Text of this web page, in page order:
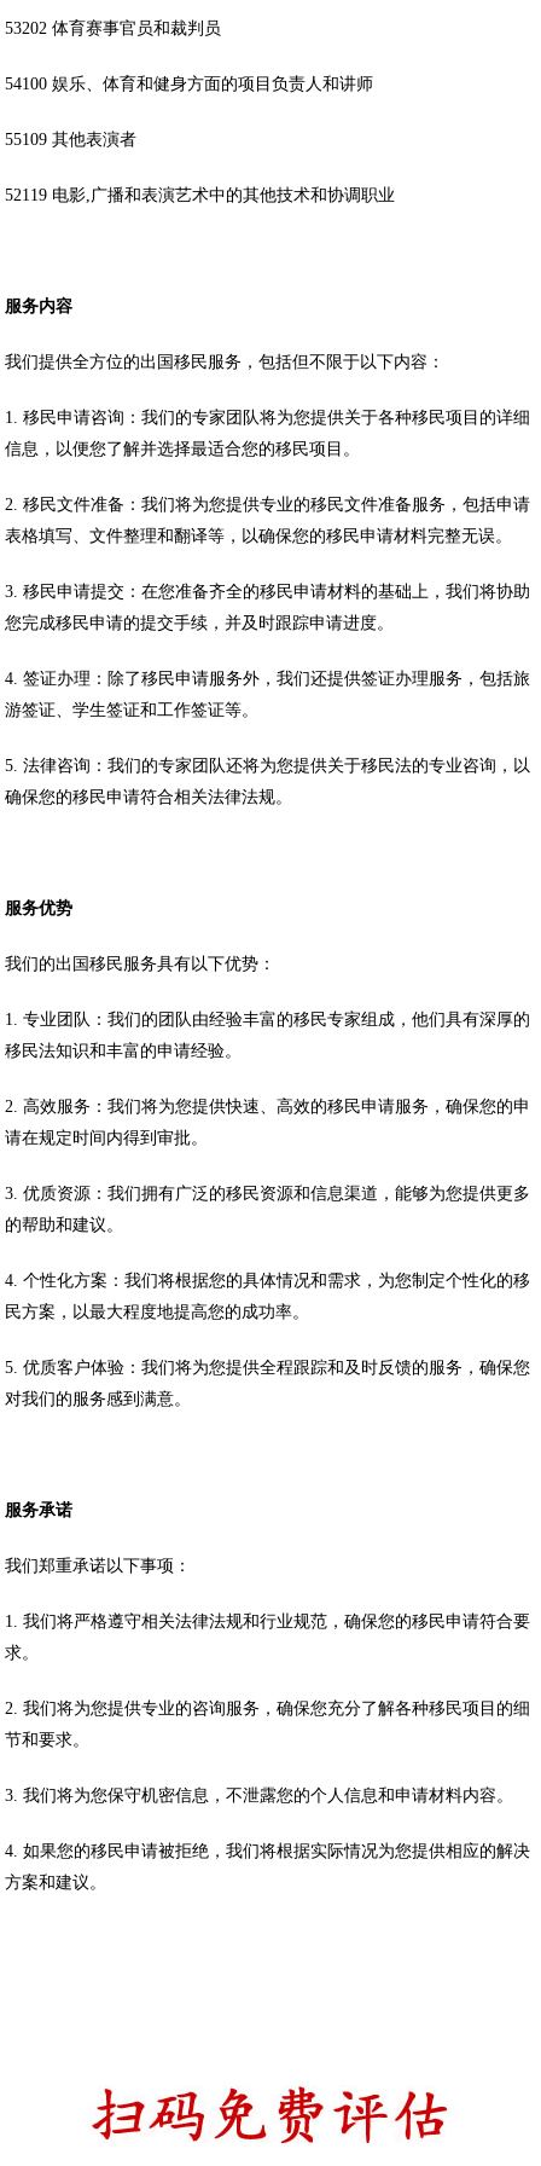
53202 体育赛事官员和裁判员
54100 娱乐、体育和健身方面的项目负责人和讲师
55109 其他表演者
52119 电影,广播和表演艺术中的其他技术和协调职业
服务内容
我们提供全方位的出国移民服务，包括但不限于以下内容：
1. 移民申请咨询：我们的专家团队将为您提供关于各种移民项目的详细
信息，以便您了解并选择最适合您的移民项目。
2. 移民文件准备：我们将为您提供专业的移民文件准备服务，包括申请
表格填写、文件整理和翻译等，以确保您的移民申请材料完整无误。
3. 移民申请提交：在您准备齐全的移民申请材料的基础上，我们将协助
您完成移民申请的提交手续，并及时跟踪申请进度。
4. 签证办理：除了移民申请服务外，我们还提供签证办理服务，包括旅
游签证、学生签证和工作签证等。
5. 法律咨询：我们的专家团队还将为您提供关于移民法的专业咨询，以
确保您的移民申请符合相关法律法规。
服务优势
我们的出国移民服务具有以下优势：
1. 专业团队：我们的团队由经验丰富的移民专家组成，他们具有深厚的
移民法知识和丰富的申请经验。
2. 高效服务：我们将为您提供快速、高效的移民申请服务，确保您的申
请在规定时间内得到审批。
3. 优质资源：我们拥有广泛的移民资源和信息渠道，能够为您提供更多
的帮助和建议。
4. 个性化方案：我们将根据您的具体情况和需求，为您制定个性化的移
民方案，以最大程度地提高您的成功率。
5. 优质客户体验：我们将为您提供全程跟踪和及时反馈的服务，确保您
对我们的服务感到满意。
服务承诺
我们郑重承诺以下事项：
1. 我们将严格遵守相关法律法规和行业规范，确保您的移民申请符合要
求。
2. 我们将为您提供专业的咨询服务，确保您充分了解各种移民项目的细
节和要求。
3. 我们将为您保守机密信息，不泄露您的个人信息和申请材料内容。
4. 如果您的移民申请被拒绝，我们将根据实际情况为您提供相应的解决
方案和建议。